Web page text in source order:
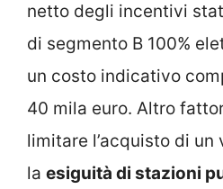
netto degli incentivi
di segmento B 100%
un costo indicativo
40 mila euro. Altro
limitare l’acquisto di
la esiguità di stazioni